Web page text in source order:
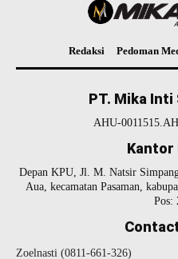
Redaksi Pedoman
PT. Mika Inti
AHU-
Kantor
Depan KPU, Jl. M. Natsir
Aua, kecamatan Pasaman,
Pos:
Zoelnasti (0811-661-326)